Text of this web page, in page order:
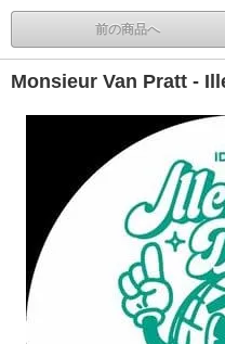
前の商品へ
Monsieur Van Pratt -